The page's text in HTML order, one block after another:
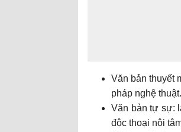
Văn bản thuyết
pháp nghệ thuật.
Văn bản tự sự:
độc thoại nội